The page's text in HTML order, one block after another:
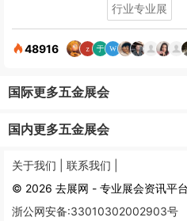
行业专业展
48916
国际更多五金展会
国内更多五金展会
关于我们 | 联系我们 |
© 2026 去展网 - 专业展会资讯平台
浙公网安备:33010302002903号